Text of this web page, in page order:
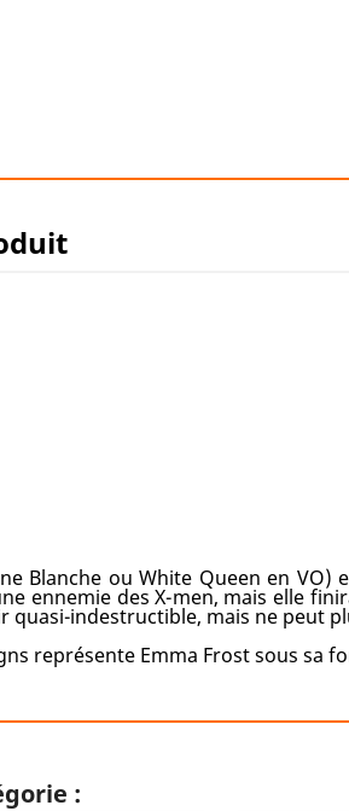
Blanche ou White Queen en
ennemie des X-men, mais elle
quasi-indestructible, mais ne peut
représente Emma Frost sous sa
: